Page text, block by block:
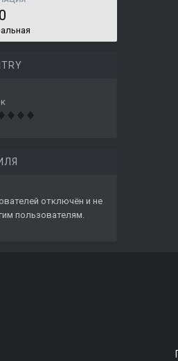
0
отключён и не
пользователям.